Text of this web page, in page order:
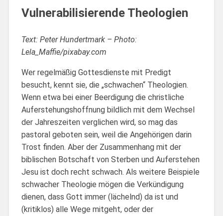
Vulnerabilisierende Theologien
Text: Peter Hundertmark – Photo:
Lela_Maffie/pixabay.com
Wer regelmäßig Gottesdienste mit Predigt
besucht, kennt sie, die „schwachen“ Theologien.
Wenn etwa bei einer Beerdigung die christliche
Auferstehungshoffnung bildlich mit dem Wechsel
der Jahreszeiten verglichen wird, so mag das
pastoral geboten sein, weil die Angehörigen darin
Trost finden. Aber der Zusammenhang mit der
biblischen Botschaft von Sterben und Auferstehen
Jesu ist doch recht schwach. Als weitere Beispiele
schwacher Theologie mögen die Verkündigung
dienen, dass Gott immer (lächelnd) da ist und
(kritiklos) alle Wege mitgeht, oder der